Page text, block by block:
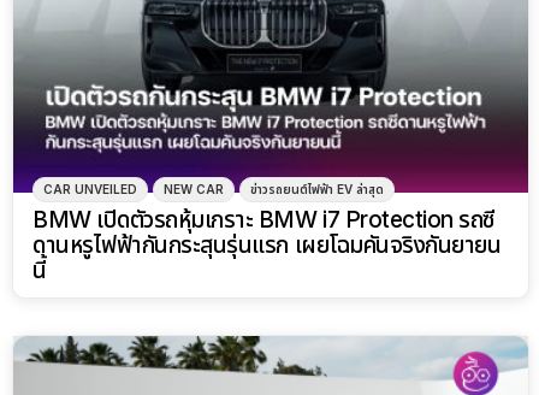
CAR UNVEILED NEW CAR ข่าวรถยนต์ไฟฟ้า EV ล่าสุด
BMW เปิดตัวรถหุ้มเกราะ BMW i7 Protection รถซี
ดานหรูไฟฟ้ากันกระสุนรุ่นแรก เผยโฉมคันจริงกันยายน
นี้